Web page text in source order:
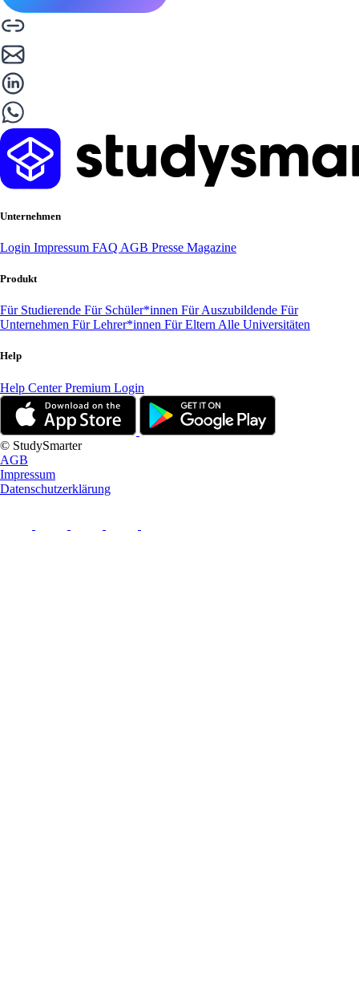
Unternehmen
Login Impressum FAQ AGB Presse Magazine
Produkt
Für Studierende Für Schüler*innen Für Auszubildende Für
Unternehmen Für Lehrer*innen Für Eltern Alle Universitäten
Help
Help CenterPremium Login
© StudySmarter
AGB
Impressum
Datenschutzerklärung